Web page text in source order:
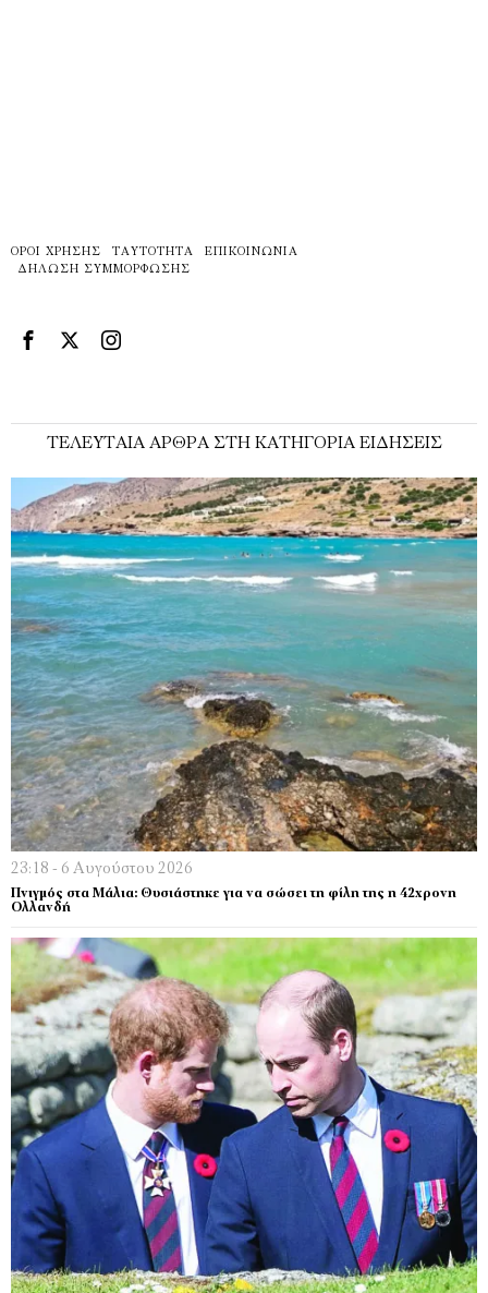
ΌΡΟΙ ΧΡΉΣΗΣ ΤΑΥΤΌΤΗΤΑ
ΕΠΙΚΟΙΝΩΝΊΑ
ΔΉΛΩΣΗ ΣΥΜΜΌΡΦΩΣΗΣ
ΤΕΛΕΥΤΑΊΑ ΆΡΘΡΑ ΣΤΗ ΚΑΤΗΓΟΡΊΑ ΕΙΔΉΣΕΙΣ
23:18 - 6 Αυγούστου 2026
Πνιγμός στα Μάλια: Θυσιάστηκε για να σώσει τη φίλη της η 42χρονη
Ολλανδή